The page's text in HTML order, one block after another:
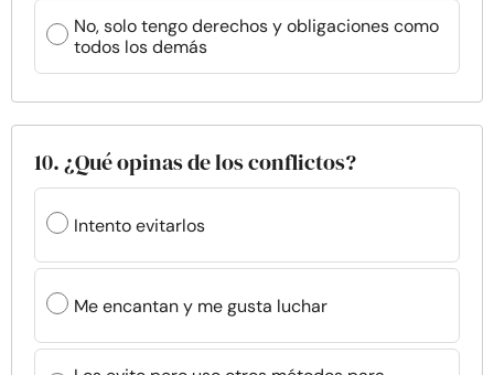
No, solo tengo derechos y obligaciones como
todos los demás
10. ¿Qué opinas de los conflictos?
Intento evitarlos
Me encantan y me gusta luchar